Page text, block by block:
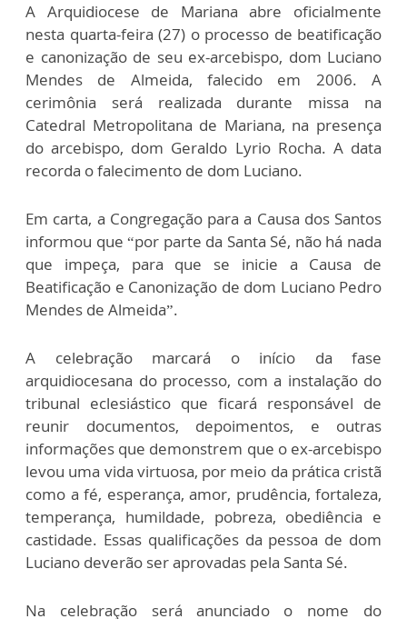
A Arquidiocese de Mariana abre oficialmente
nesta quarta-feira (27) o processo de beatificação
e canonização de seu ex-arcebispo, dom Luciano
Mendes de Almeida, falecido em 2006. A
cerimônia será realizada durante missa na
Catedral Metropolitana de Mariana, na presença
do arcebispo, dom Geraldo Lyrio Rocha. A data
recorda o falecimento de dom Luciano.
Em carta, a Congregação para a Causa dos Santos
informou que “por parte da Santa Sé, não há nada
que impeça, para que se inicie a Causa de
Beatificação e Canonização de dom Luciano Pedro
Mendes de Almeida”.
A celebração marcará o início da fase
arquidiocesana do processo, com a instalação do
tribunal eclesiástico que ficará responsável de
reunir documentos, depoimentos, e outras
informações que demonstrem que o ex-arcebispo
levou uma vida virtuosa, por meio da prática cristã
como a fé, esperança, amor, prudência, fortaleza,
temperança, humildade, pobreza, obediência e
castidade. Essas qualificações da pessoa de dom
Luciano deverão ser aprovadas pela Santa Sé.
Na celebração será anunciado o nome do